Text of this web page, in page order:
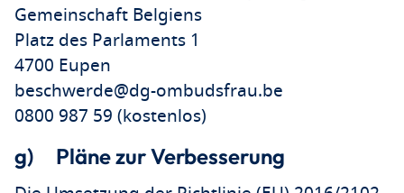
Gemeinschaft Belgiens
Platz des Parlaments 1
4700 Eupen
beschwerde@dg-ombudsfrau.be
0800 987 59 (kostenlos)
g) Pläne zur Verbesserung